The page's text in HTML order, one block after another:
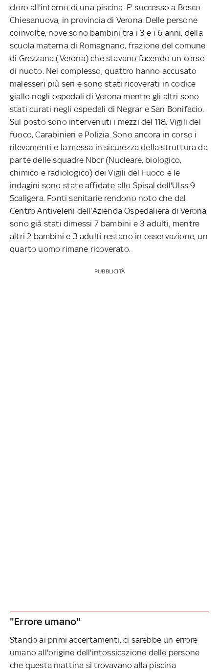
cloro all'interno di una piscina. E' successo a Bosco
Chiesanuova, in provincia di Verona. Delle persone
coinvolte, nove sono bambini tra i 3 e i 6 anni, della
scuola materna di Romagnano, frazione del comune
di Grezzana (Verona) che stavano facendo un corso
di nuoto. Nel complesso, quattro hanno accusato
malesseri più seri e sono stati ricoverati in codice
giallo negli ospedali di Verona mentre gli altri sono
stati curati negli ospedali di Negrar e San Bonifacio.
Sul posto sono intervenuti i mezzi del 118, Vigili del
fuoco, Carabinieri e Polizia. Sono ancora in corso i
rilevamenti e la messa in sicurezza della struttura da
parte delle squadre Nbcr (Nucleare, biologico,
chimico e radiologico) dei Vigili del Fuoco e le
indagini sono state affidate allo Spisal dell'Ulss 9
Scaligera. Fonti sanitarie rendono noto che dal
Centro Antiveleni dell'Azienda Ospedaliera di Verona
sono già stati dimessi 7 bambini e 3 adulti, mentre
altri 2 bambini e 3 adulti restano in osservazione, un
quarto uomo rimane ricoverato.
PUBBLICITÀ
"Errore umano"
Stando ai primi accertamenti, ci sarebbe un errore
umano all'origine dell'intossicazione delle persone
che questa mattina si trovavano alla piscina